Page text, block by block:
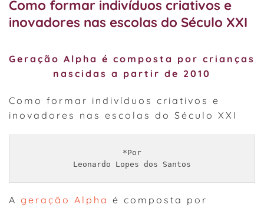
Como formar indivíduos criativos e
inovadores nas escolas do Século XXI
Geração Alpha é composta por crianças
nascidas a partir de 2010
Como formar indivíduos criativos e
inovadores nas escolas do Século XXI
*Por
Leonardo Lopes dos Santos
A geração Alpha é composta por